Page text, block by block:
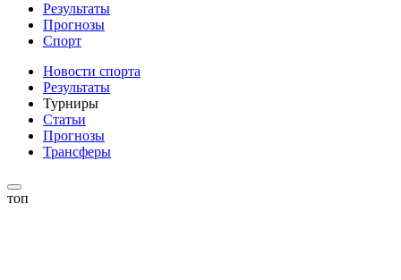
Результаты
Прогнозы
Спорт
Новости спорта
Результаты
Турниры
Статьи
Прогнозы
Трансферы
топ